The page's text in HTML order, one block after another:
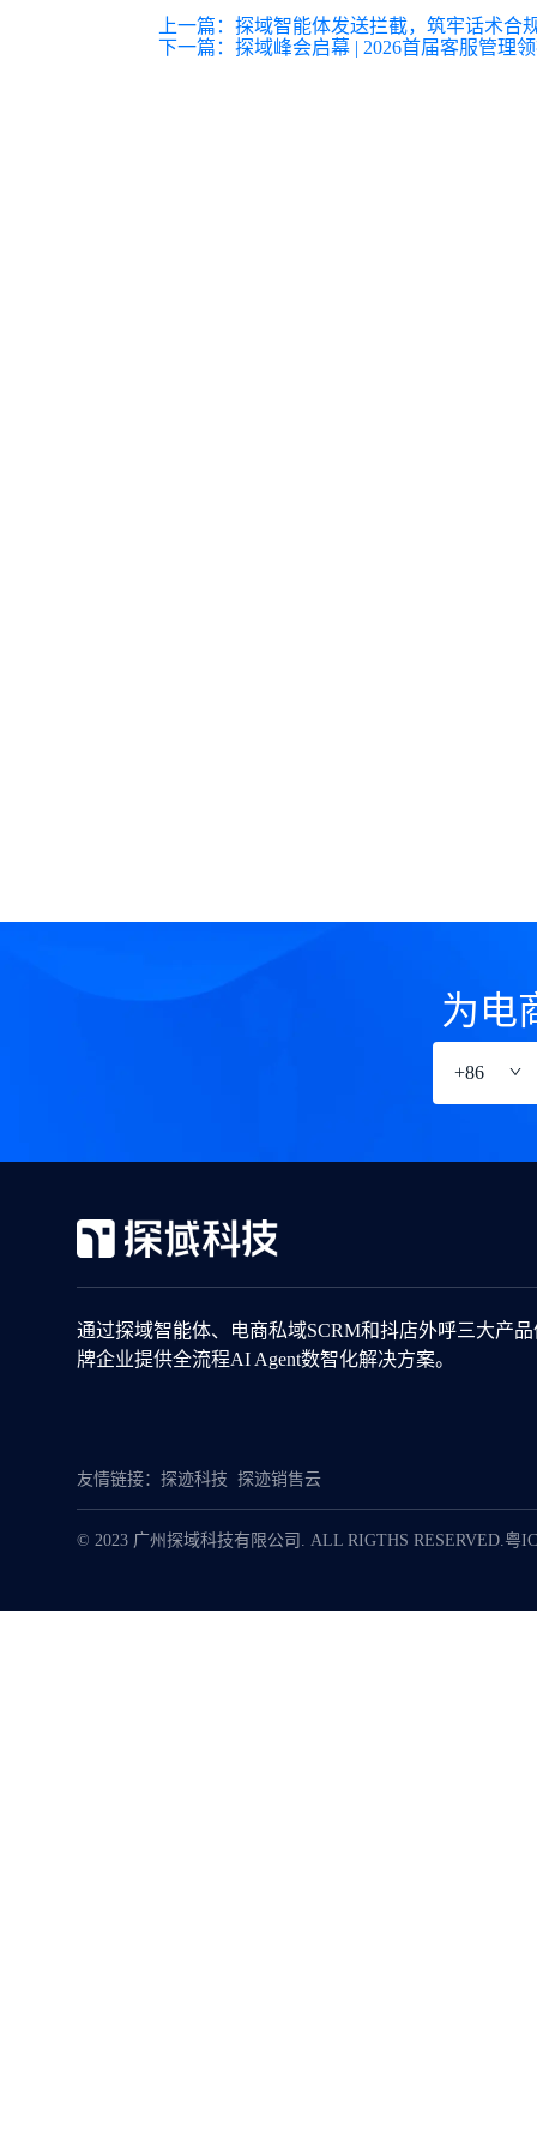
上一篇： 探域智能体发送拦截，筑牢话术合
下一篇： 探域峰会启幕 | 2026首届客服管理
为电
+86
通过探域智能体、电商私域SCRM和抖店外呼三大产
牌企业提供全流程AI Agent数智化解决方案。
友情链接： 探迹科技 探迹销售云
© 2023 广州探域科技有限公司. ALL RIGTHS RESERVED.粤